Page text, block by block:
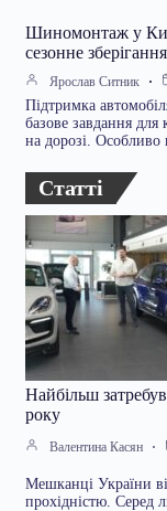
Шиномонтаж у
сезонне
Ярослав Ситник
Підтримка
базове завдання
на дорозі. Особливо
Статті
Найбільш
року
Валентина Касян
Мешканці України
прохідністю. Серед